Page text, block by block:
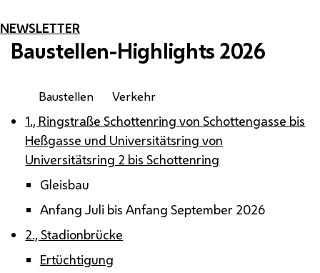
NEWSLETTER
Baustellen-Highlights 2026
Baustellen Verkehr
1., Ringstraße Schottenring von Schottengasse bis
Heßgasse und Universitätsring von
Universitätsring 2 bis Schottenring
Gleisbau
Anfang Juli bis Anfang September 2026
2., Stadionbrücke
Ertüchtigung